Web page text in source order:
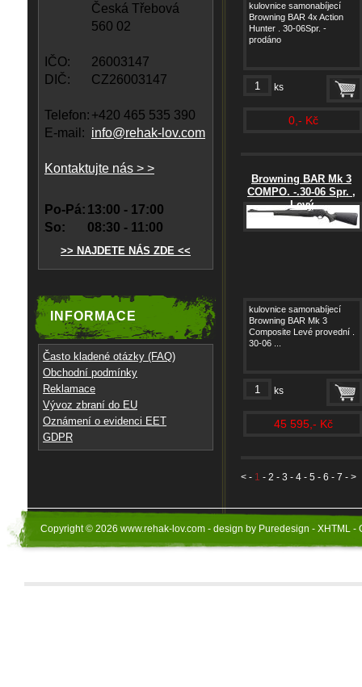
Česká Třebová
560 02
IČO:
26003147
DIČ:
CZ26003147
Telefon: +420 465 535 390
E-mail: info@rehak-lov.com
Kontaktujte nás > >
Po-Pá: 13:00 - 17:00
So:
08:30 - 11:00
>> NAJDETE NÁS ZDE <<
INFORMACE
Často kladené otázky (FAQ)
Obchodní podmínky
Reklamace
Vývoz zbraní do EU
Oznámení o evidenci EET
GDPR
kulovnice samonabíjecí
Browning BAR 4x Action
Hunter . 30-06Spr. -
prodáno
ks
0,- Kč
Browning BAR Mk 3
COMPO. -.30-06 Spr. ,
Levý
kulovnice samonabíjecí
Browning BAR Mk 3
Composite Levé provední .
30-06 ...
ks
45 595,- Kč
< - 1 - 2 - 3 - 4 - 5 - 6 - 7 - >
Copyright © 2026 www.rehak-lov.com - design by Puredesign - XHTML -